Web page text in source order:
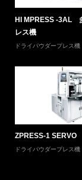
HI MPRESS -3AL
レス機
ドライパウダープレス機
ZPRESS-1 SERVO
ドライパウダープレス機